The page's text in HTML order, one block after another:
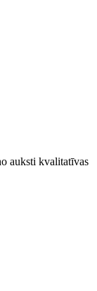
auksti kvalitatīvas